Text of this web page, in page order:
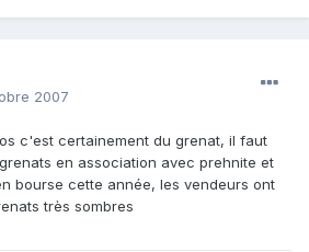
2007
c'est certainement du grenat, il faut
en association avec prehnite et
bourse cette année, les vendeurs ont
très sombres